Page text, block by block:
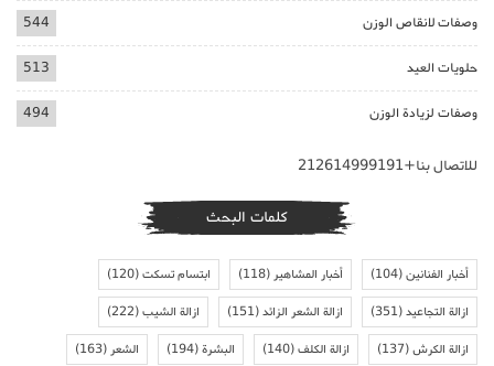
وصفات لانقاص الوزن 544
حلويات العيد 513
وصفات لزيادة الوزن 494
للاتصال بنا+212614999191
كلمات البحث
أخبار الفنانين(104) أخبار المشاهير(118) ابتسام تسكت(120)
ازالة التجاعيد(351) ازالة الشعر الزائد(151) ازالة الشيب(222)
ازالة الكرش(137) ازالة الكلف(140) البشرة(194) الشعر(163)